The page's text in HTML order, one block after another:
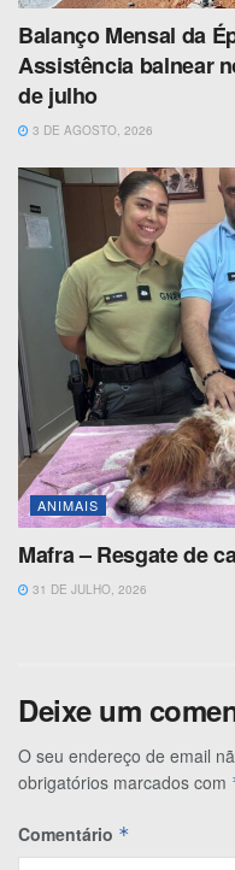
Balanço Mensal da
Assistência balnear
de julho
3 DE AGOSTO, 2026
ANIMAIS
Mafra – Resgate de
31 DE JULHO, 2026
Deixe um
O seu endereço de email
obrigatórios marcados com
Comentário *